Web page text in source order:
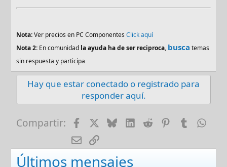
Nota:Ver precios en PC ComponentesClick aquí
Nota 2: En comunidad la ayuda ha de ser reciproca, busca temas
sin respuesta y participa
Hay que estar conectado o registrado para
responder aquí.
Compartir: FacebookBlueskyLinkedIn
RedditPinterest
Tumblr
E-mailEnlace
Últimos mensajes